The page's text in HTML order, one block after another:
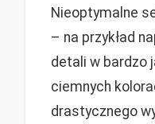
Nieoptymalne
– na przykład
detali w bardzo
ciemnych
drastycznego